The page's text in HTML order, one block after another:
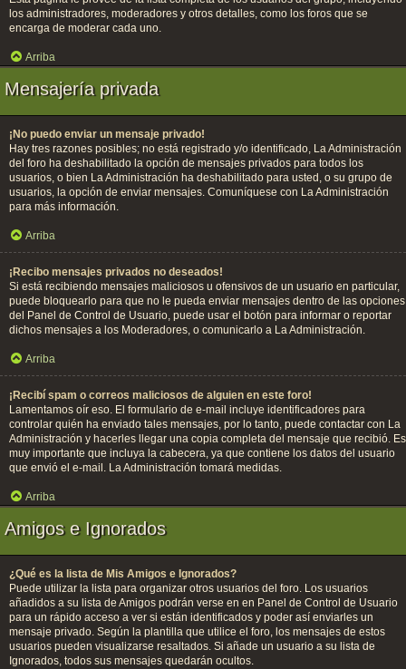
los administradores, moderadores y otros detalles, como los foros que se
encarga de moderar cada uno.
Arriba
Mensajería privada
¡No puedo enviar un mensaje privado!
Hay tres razones posibles; no está registrado y/o identificado, La Administración
del foro ha deshabilitado la opción de mensajes privados para todos los
usuarios, o bien La Administración ha deshabilitado para usted, o su grupo de
usuarios, la opción de enviar mensajes. Comuníquese con La Administración
para más información.
Arriba
¡Recibo mensajes privados no deseados!
Si está recibiendo mensajes maliciosos u ofensivos de un usuario en particular,
puede bloquearlo para que no le pueda enviar mensajes dentro de las opciones
del Panel de Control de Usuario, puede usar el botón para informar o reportar
dichos mensajes a los Moderadores, o comunicarlo a La Administración.
Arriba
¡Recibí spam o correos maliciosos de alguien en este foro!
Lamentamos oír eso. El formulario de e-mail incluye identificadores para
controlar quién ha enviado tales mensajes, por lo tanto, puede contactar con La
Administración y hacerles llegar una copia completa del mensaje que recibió. Es
muy importante que incluya la cabecera, ya que contiene los datos del usuario
que envió el e-mail. La Administración tomará medidas.
Arriba
Amigos e Ignorados
¿Qué es la lista de Mis Amigos e Ignorados?
Puede utilizar la lista para organizar otros usuarios del foro. Los usuarios
añadidos a su lista de Amigos podrán verse en en Panel de Control de Usuario
para un rápido acceso a ver si están identificados y poder así enviarles un
mensaje privado. Según la plantilla que utilice el foro, los mensajes de estos
usuarios pueden visualizarse resaltados. Si añade un usuario a su lista de
Ignorados, todos sus mensajes quedarán ocultos.